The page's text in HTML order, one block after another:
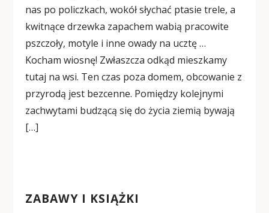
nas po policzkach, wokół słychać ptasie trele, a
kwitnące drzewka zapachem wabią pracowite
pszczoły, motyle i inne owady na ucztę …
Kocham wiosnę! Zwłaszcza odkąd mieszkamy
tutaj na wsi. Ten czas poza domem, obcowanie z
przyrodą jest bezcenne. Pomiędzy kolejnymi
zachwytami budzącą się do życia ziemią bywają
[…]
ZABAWY I KSIĄŻKI